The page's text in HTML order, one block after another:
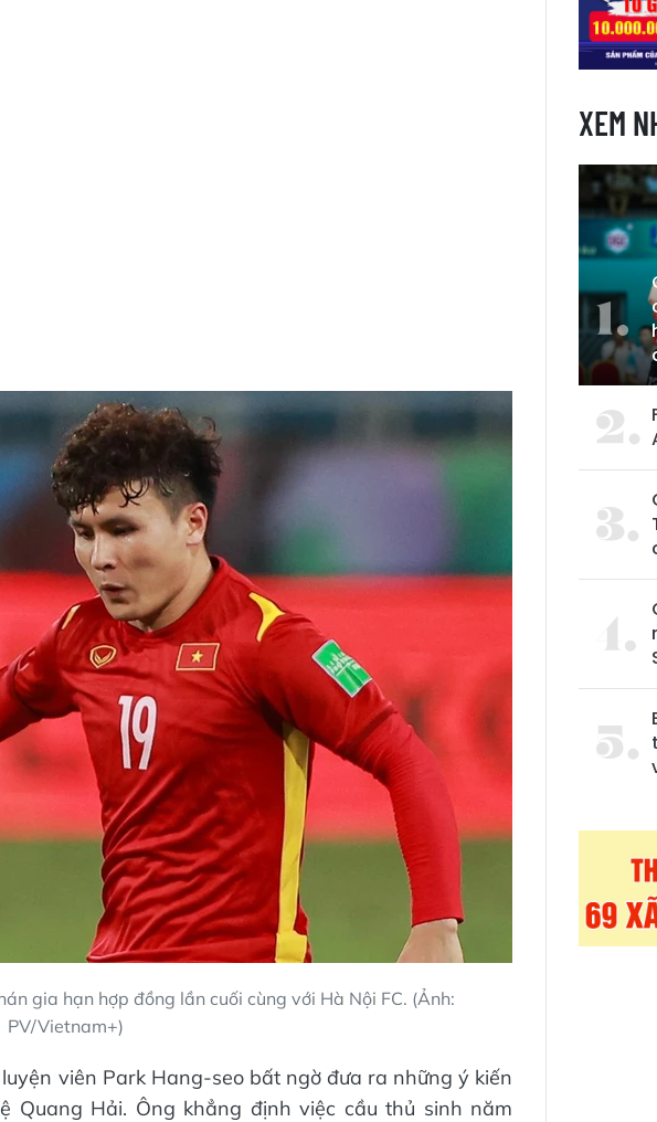
gia hạn hợp đồng lần cuối cùng với Hà Nội FC. (Ảnh:
PV/Vietnam+)
viên Park Hang-seo bất ngờ đưa ra những ý kiến
Quang Hải. Ông khẳng định việc cầu thủ sinh năm
XEM